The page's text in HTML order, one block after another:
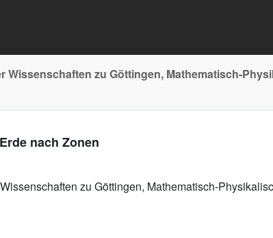
Wissenschaften zu Göttingen, Mathematisch-
nach Zonen
zu Göttingen, Mathematisch-